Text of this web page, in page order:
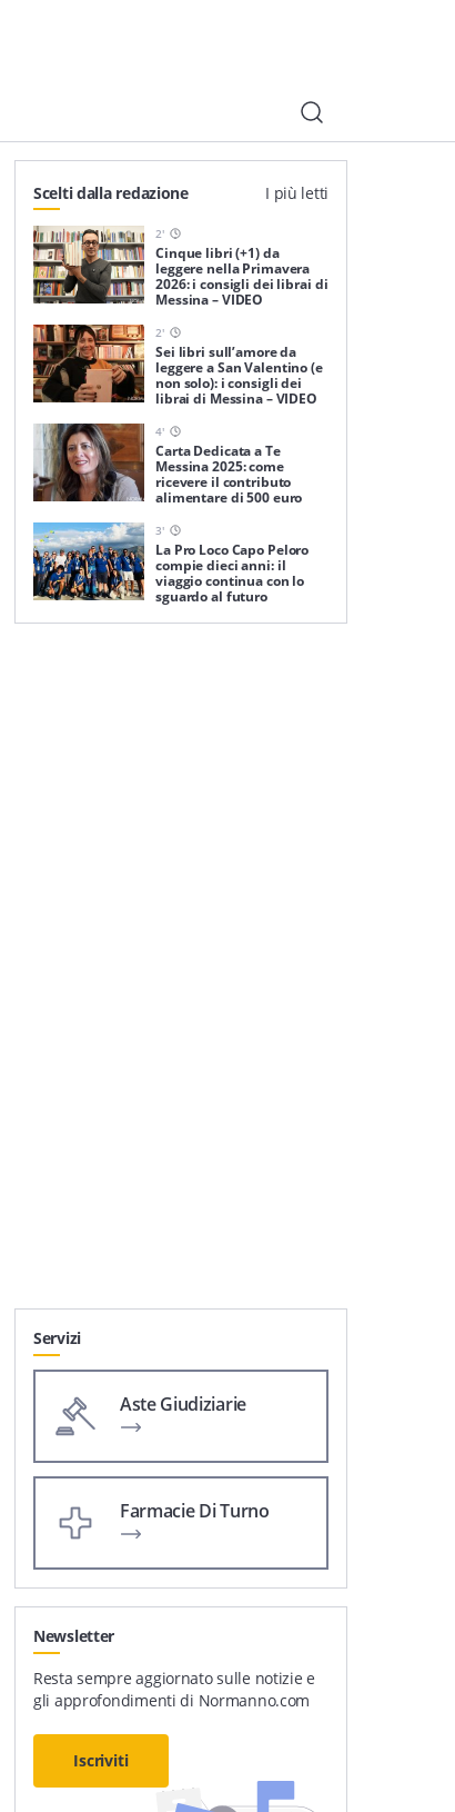
Scelti dalla redazione I più letti
2'
Cinque libri (+1) da
leggere nella Primavera
2026: i consigli dei librai di
Messina – VIDEO
2'
Sei libri sull’amore da
leggere a San Valentino (e
non solo): i consigli dei
librai di Messina – VIDEO
4'
Carta Dedicata a Te
Messina 2025: come
ricevere il contributo
alimentare di 500 euro
3'
La Pro Loco Capo Peloro
compie dieci anni: il
viaggio continua con lo
sguardo al futuro
Servizi
Aste Giudiziarie
Farmacie Di Turno
Newsletter
Resta sempre aggiornato sulle notizie e
gli approfondimenti di Normanno.com
Iscriviti